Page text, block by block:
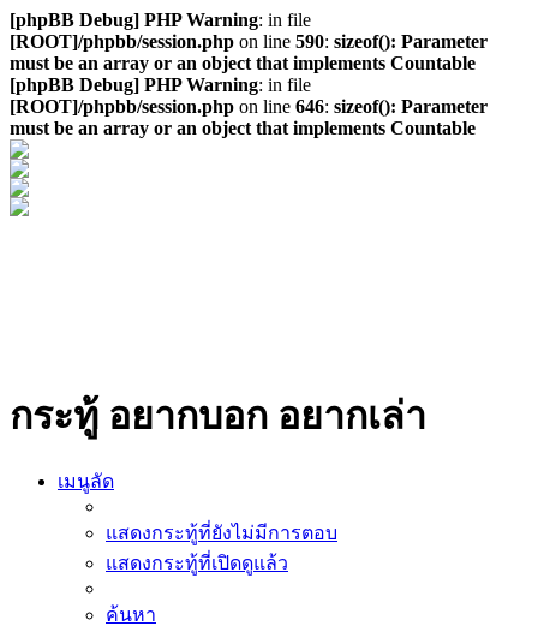
[phpBB Debug] PHP Warning: in file
[ROOT]/phpbb/session.php on line 590: sizeof(): Parameter
must be an array or an object that implements Countable
[phpBB Debug] PHP Warning: in file
[ROOT]/phpbb/session.php on line 646: sizeof(): Parameter
must be an array or an object that implements Countable
กระทู้ อยากบอก อยากเล่า
เมนูลัด
แสดงกระทู้ที่ยังไม่มีการตอบ
แสดงกระทู้ที่เปิดดูแล้ว
ค้นหา